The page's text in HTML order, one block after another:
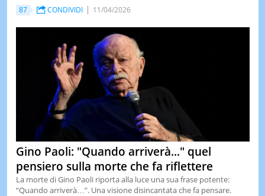
87 CONDIVIDI 11/04/2026
Gino Paoli: "Quando arriverà..." quel
pensiero sulla morte che fa riflettere
La morte di Gino Paoli riporta alla luce una sua frase potente:
“Quando arriverà…”. Una visione disincantata che fa pensare.